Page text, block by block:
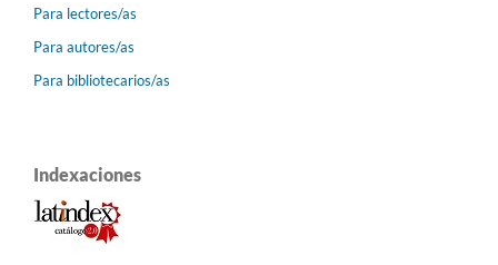
Para lectores/as
Para autores/as
Para bibliotecarios/as
Indexaciones